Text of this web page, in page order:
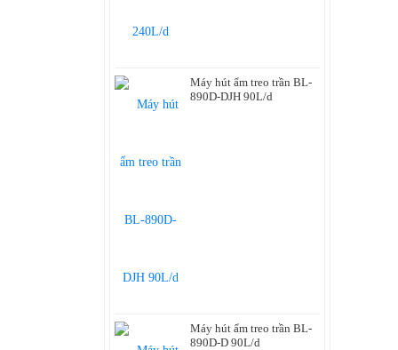
Máy hút ẩm treo trần BL-
890D-DJH 90L/d
Máy hút ẩm treo trần BL-
890D-D 90L/d